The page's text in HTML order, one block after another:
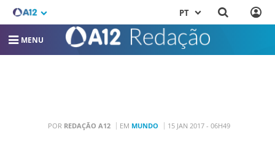
PT
MENU
POR REDAÇÃO A12 EM MUNDO 15 JAN 2017 - 06H49